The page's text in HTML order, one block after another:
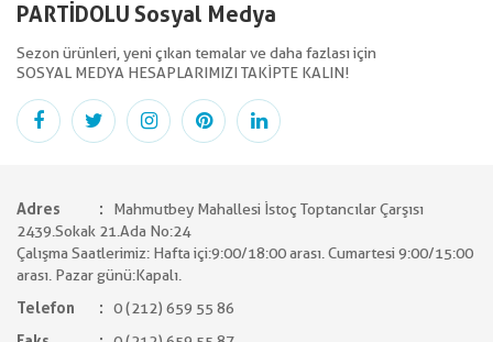
PARTİDOLU Sosyal Medya
Sezon ürünleri, yeni çıkan temalar ve daha fazlası için
SOSYAL MEDYA HESAPLARIMIZI TAKİPTE KALIN!
Adres
Mahmutbey Mahallesi İstoç Toptancılar Çarşısı
2439.Sokak 21.Ada No:24
Çalışma Saatlerimiz: Hafta içi:9:00/18:00 arası. Cumartesi 9:00/15:00
arası. Pazar günü:Kapalı.
Telefon
0 (212) 659 55 86